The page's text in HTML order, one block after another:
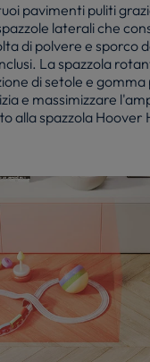
pavimenti puliti
laterali che
di polvere e sporco
La spazzola
di setole e
e massimizzare
alla spazzola